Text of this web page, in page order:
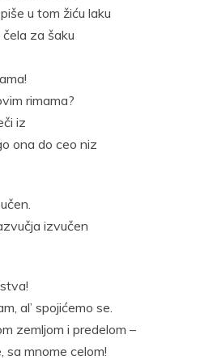
u tom žiću laku
za šaku
rimama?
iz
ona do ceo niz
izvučen
al’ spojićemo se.
zemljom i predelom –
sa mnome celom!